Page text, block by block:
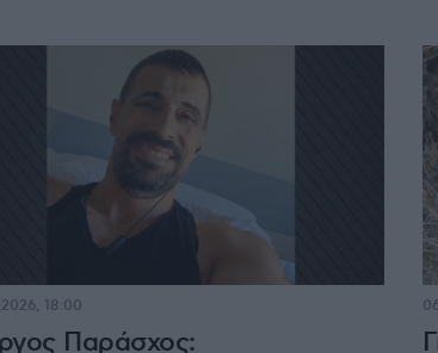
Παράσχος:
18:00